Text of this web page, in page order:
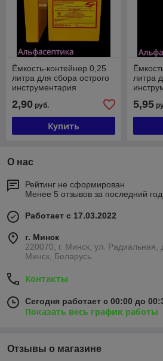
Ёмкость-контейнер 0,25
литра для сбора острого
инструментария
(одноразовый) +20% НДС
2,90 руб.
Купить
литра
5,95
О нас
Рейтинг не сформирован
Менее 5 отзывов за последний год
Работает с 17.03.2022
г. Минск
220070, г. Минск, ул.
Минск, Беларусь
Контакты
Сегодня работает с 00:00 до
Показать весь график работы
Отзывы о магазине